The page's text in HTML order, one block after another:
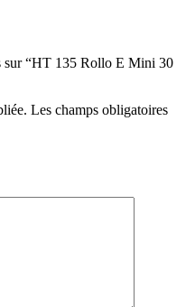
sur “HT 135 Rollo E Mini 30
Les champs obligatoires